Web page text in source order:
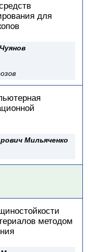
для
Мильяченко
методом